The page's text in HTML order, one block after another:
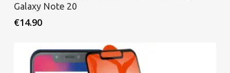
Galaxy Note 20
€14.90